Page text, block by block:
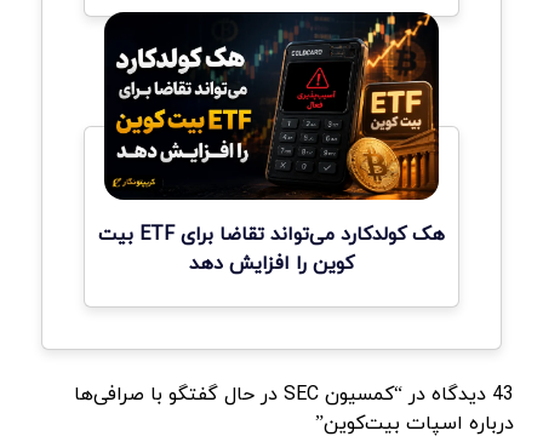
هک کولدکارد می‌تواند تقاضا برای ETF بیت
کوین را افزایش دهد
43 دیدگاه در “کمسیون SEC در حال گفتگو با صرافی‌ها
درباره اسپات بیت‌کوین”